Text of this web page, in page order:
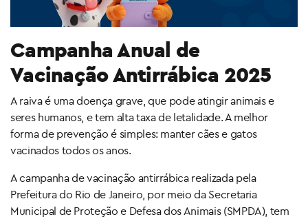
Campanha Anual de
Vacinação Antirrábica 2025
A raiva é uma doença grave, que pode atingir animais e
seres humanos, e tem alta taxa de letalidade. A melhor
forma de prevenção é simples: manter cães e gatos
vacinados todos os anos.
A campanha de vacinação antirrábica realizada pela
Prefeitura do Rio de Janeiro, por meio da Secretaria
Municipal de Proteção e Defesa dos Animais (SMPDA), tem